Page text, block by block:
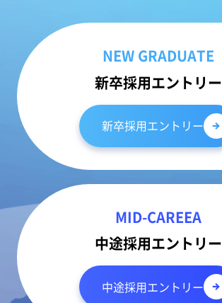
NEW GRADUATE
新卒採用エントリー
新卒採用エントリー
MID-CAREEA
中途採用エントリー
中途採用エントリー